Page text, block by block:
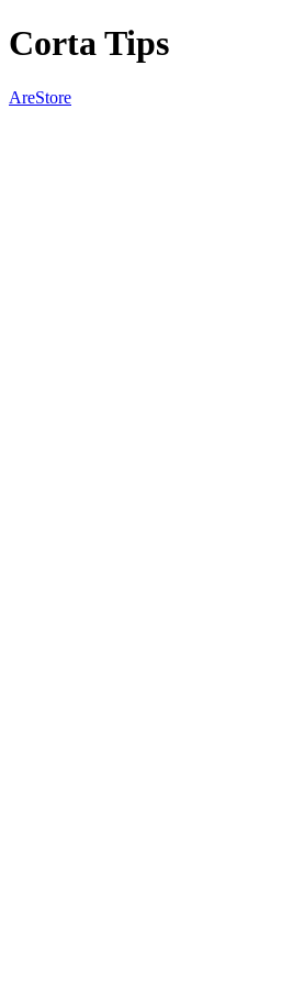
Corta Tips
AreStore